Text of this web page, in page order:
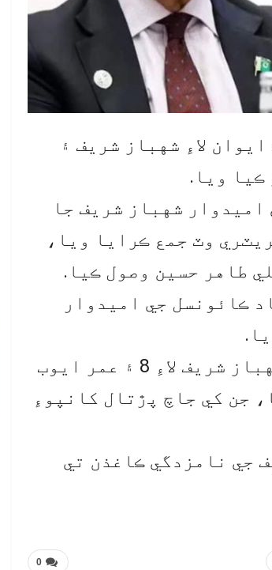
لاءِ شهباز شريف ۽
ڪيا ويا.
اميدوار شهباز شريف جا
وٽ جمع ڪرايا ويا،
طاهر حسين وصول ڪيا.
ڪائونسل جي اميدوار
قومي اسيمبلي سيڪريٽريٽ موجب شهباز شريف لاءِ 8 ۽ عمر ايوب
جن کي جاچ پڙتال کانپوءِ
جي نامزدگي ڪاغذن تي
0